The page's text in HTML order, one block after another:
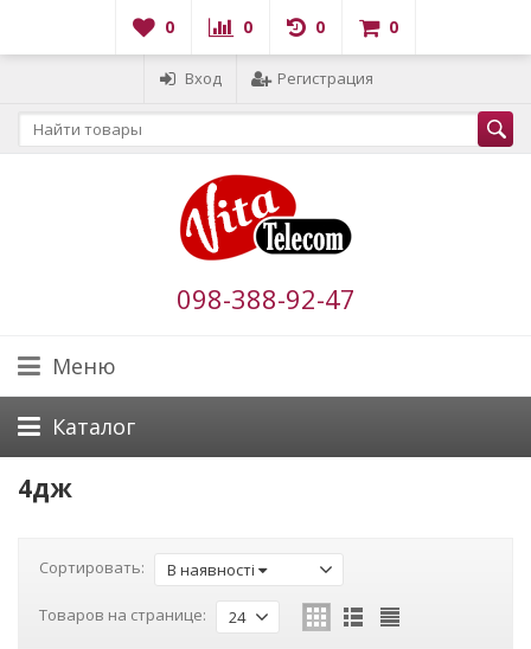
0 0 0 0
Вход Регистрация
098-388-92-47
Меню
Каталог
4дж
Сортировать: В наявності
Товаров на странице: 24